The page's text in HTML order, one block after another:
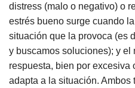
distress (malo o negativo) o
estrés bueno surge cuando
situación que la provoca (es
y buscamos soluciones); y el
respuesta, bien por excesiva
adapta a la situación.